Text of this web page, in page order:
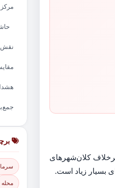
کلان‌شهرهای
بسیار زیاد است.
نقش
محله